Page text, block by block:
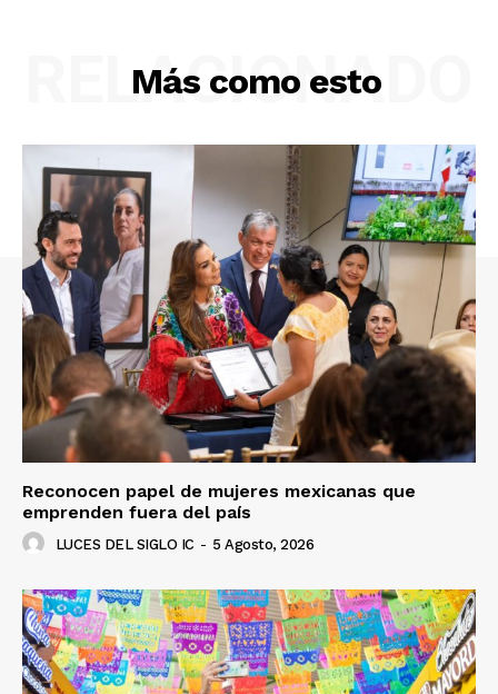
Más como esto
RELACIONADO
Reconocen papel de mujeres mexicanas que
emprenden fuera del país
LUCES DEL SIGLO IC - 5 Agosto, 2026